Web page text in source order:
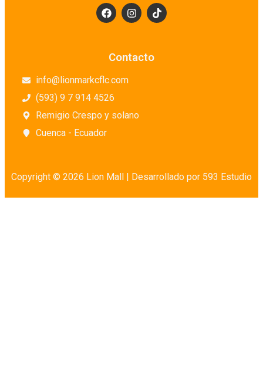
Contacto
info@lionmarkcflc.com
(593) 9 7 914 4526
Remigio Crespo y solano
Cuenca - Ecuador
Copyright © 2026 Lion Mall | Desarrollado por 593 Estudio